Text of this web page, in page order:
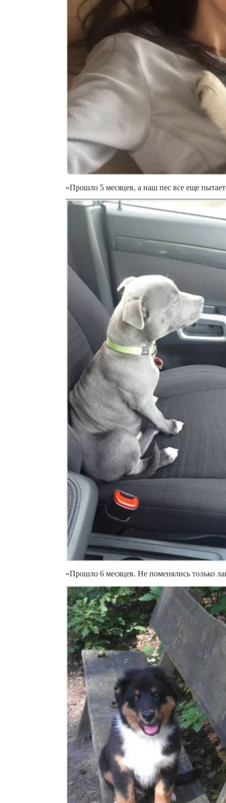
«Прошло 5 месяцев, а наш пес все еще
«Прошло 6 месяцев. Не поменялись только